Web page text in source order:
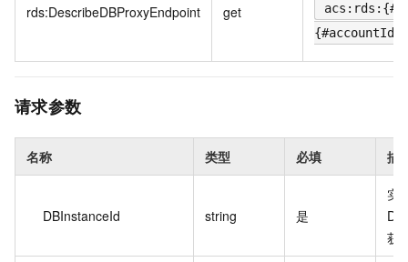
rds:DescribeDBProxyEndpoint get
请求参数
名称 类型 必填 描
DBInstanceId string 是
实
获